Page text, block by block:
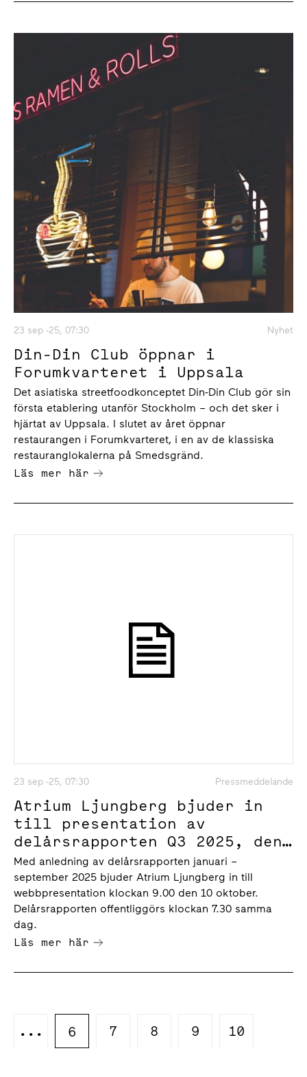
23 sep -25, 07:30 Nyhet
Din-Din Club öppnar i
Forumkvarteret i Uppsala
Det asiatiska streetfoodkonceptet Din-Din Club gör sin
första etablering utanför Stockholm – och det sker i
hjärtat av Uppsala. I slutet av året öppnar
restaurangen i Forumkvarteret, i en av de klassiska
restauranglokalerna på Smedsgränd.
Läs mer här
23 sep -25, 07:30 Pressmeddelande
Atrium Ljungberg bjuder in
till presentation av
delårsrapporten Q3 2025, den
10 oktober klockan 9.00
Med anledning av delårsrapporten januari –
september 2025 bjuder Atrium Ljungberg in till
webbpresentation klockan 9.00 den 10 oktober.
Delårsrapporten offentliggörs klockan 7.30 samma
dag.
Läs mer här
... 6 7 8 9 10